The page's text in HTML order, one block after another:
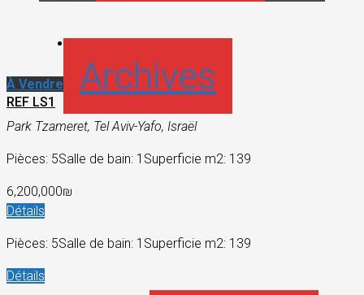
À Vendre Archives
REF LS1
Park Tzameret, Tel Aviv-Yafo, Israël
Pièces: 5Salle de bain: 1 Superficie m2: 139
6,200,000₪
Détails
Pièces: 5Salle de bain: 1 Superficie m2: 139
Détails